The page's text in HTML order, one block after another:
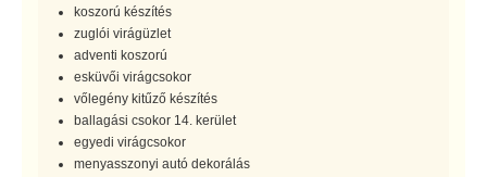
koszorú készítés
zuglói virágüzlet
adventi koszorú
esküvői virágcsokor
vőlegény kitűző készítés
ballagási csokor 14. kerület
egyedi virágcsokor
menyasszonyi autó dekorálás